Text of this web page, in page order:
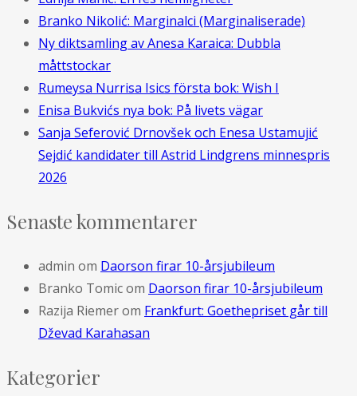
Branko Nikolić: Marginalci (Marginaliserade)
Ny diktsamling av Anesa Karaica: Dubbla
måttstockar
Rumeysa Nurrisa Isics första bok: Wish I
Enisa Bukvićs nya bok: På livets vägar
Sanja Seferović Drnovšek och Enesa Ustamujić
Sejdić kandidater till Astrid Lindgrens minnespris
2026
Senaste kommentarer
admin om Daorson firar 10-årsjubileum
Branko Tomicom Daorson firar 10-årsjubileum
Razija Riemerom Frankfurt: Goethepriset går till
Dževad Karahasan
Kategorier